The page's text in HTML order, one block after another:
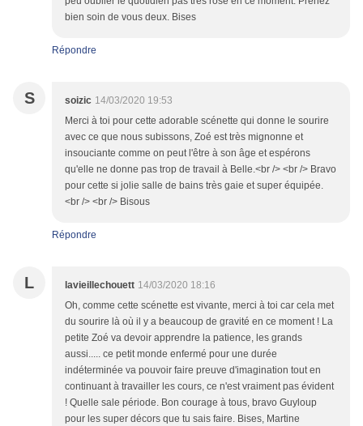
bien soin de vous deux. Bises
Répondre
S soizic 14/03/2020 19:53
Merci à toi pour cette adorable scénette qui donne le sourire
avec ce que nous subissons, Zoé est très mignonne et
insouciante comme on peut l'être à son âge et espérons
qu'elle ne donne pas trop de travail à Belle.<br /> <br /> Bravo
pour cette si jolie salle de bains très gaie et super équipée.
<br /> <br /> Bisous
Répondre
L lavieillechouett 14/03/2020 18:16
Oh, comme cette scénette est vivante, merci à toi car cela met
du sourire là où il y a beaucoup de gravité en ce moment ! La
petite Zoé va devoir apprendre la patience, les grands
aussi..... ce petit monde enfermé pour une durée
indéterminée va pouvoir faire preuve d'imagination tout en
continuant à travailler les cours, ce n'est vraiment pas évident
! Quelle sale période. Bon courage à tous, bravo Guyloup
pour les super décors que tu sais faire. Bises, Martine